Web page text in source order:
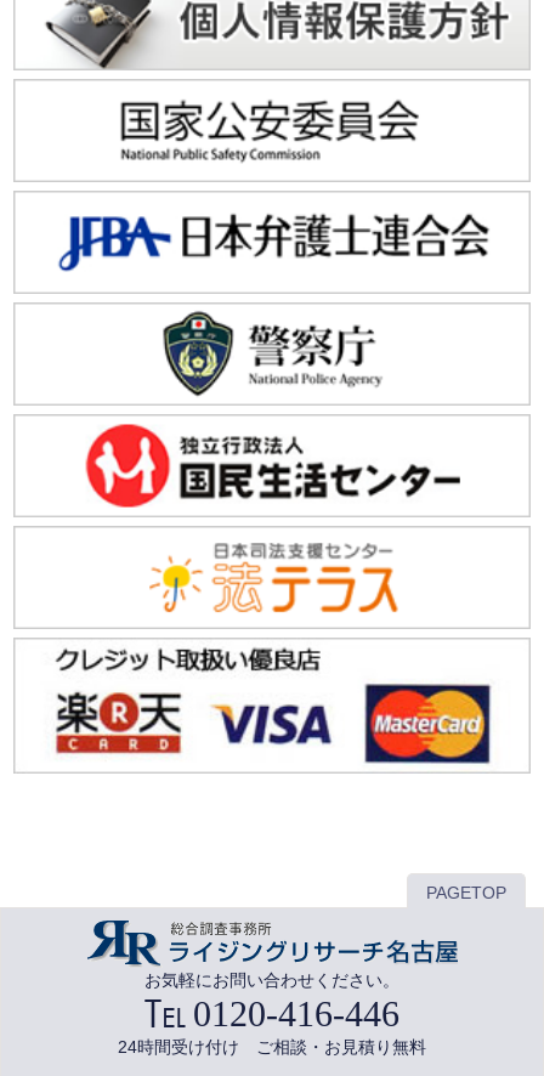
PAGETOP
お気軽にお問い合わせください。
0120-416-446
24時間受け付け ご相談・お見積り無料